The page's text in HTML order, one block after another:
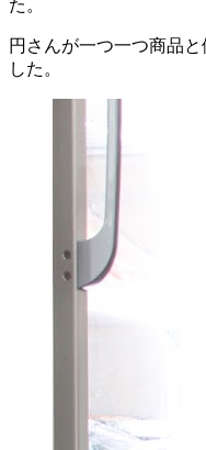
た。
円さんが一つ一つ商品
した。